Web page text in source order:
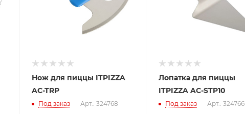
Нож для пиццы ITPIZZA
AC-TRP
Под заказ Арт.: 324768
Лопатка для пиццы
ITPIZZA AC-STP10
Под заказ Арт.: 324766